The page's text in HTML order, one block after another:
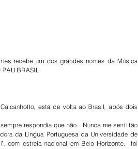
recebe um dos grandes nomes da Música
BRASIL.
está de volta ao Brasil, após dois
respondia que não.  Nunca me senti tão
da Língua Portuguesa da Universidade de
com estreia nacional em Belo Horizonte,  foi